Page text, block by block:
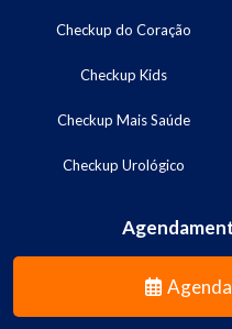
Checkup do Coração
Checkup Kids
Checkup Mais Saúde
Checkup Urológico